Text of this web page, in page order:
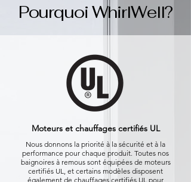
Pourquoi WhirlWell?
Moteurs et chauffages certifiés UL
Nous donnons la priorité à la sécurité et à la
performance pour chaque produit. Toutes nos
baignoires à remous sont équipées de moteurs
certifiés UL, et certains modèles disposent
également de chauffages certifiés UL pour